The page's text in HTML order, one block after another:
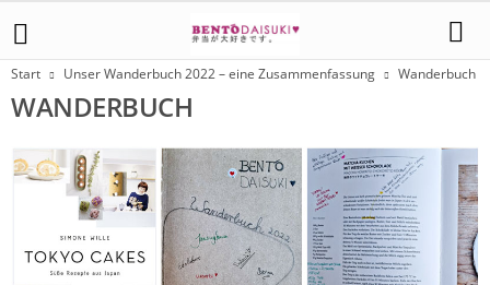
Start Unser Wanderbuch 2022 – eine Zusammenfassung Wanderbuch
WANDERBUCH